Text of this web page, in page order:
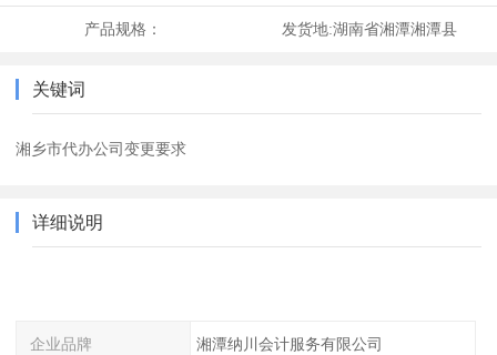
产品规格： 发货地:湖南省湘潭湘潭县
关键词
湘乡市代办公司变更要求
详细说明
企业品牌 湘潭纳川会计服务有限公司